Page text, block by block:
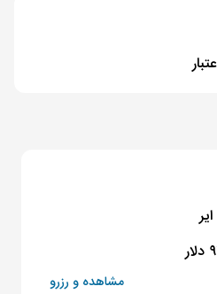
مشاهده و رزرو